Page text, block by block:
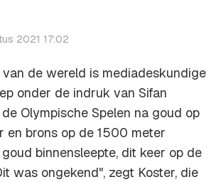
2021 17:02
de wereld is mediadeskundige
onder de indruk van Sifan
Olympische Spelen na goud op
brons op de 1500 meter
binnensleepte, dit keer op de
was ongekend", zegt Koster, die